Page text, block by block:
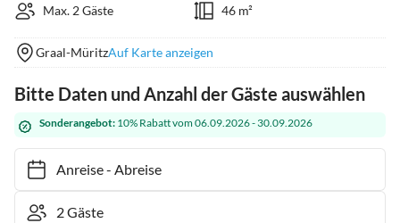
Max. 2 Gäste
46 m²
Graal-MüritzAuf Karte anzeigen
Bitte Daten und Anzahl der Gäste auswählen
Sonderangebot: 10% Rabatt vom 06.09.2026 - 30.09.2026
Anreise- Abreise